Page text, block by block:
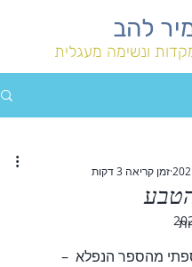
להב
ונשימה מעגלית
זמן קריאה 3 דקות
מהספר הנפלא  –